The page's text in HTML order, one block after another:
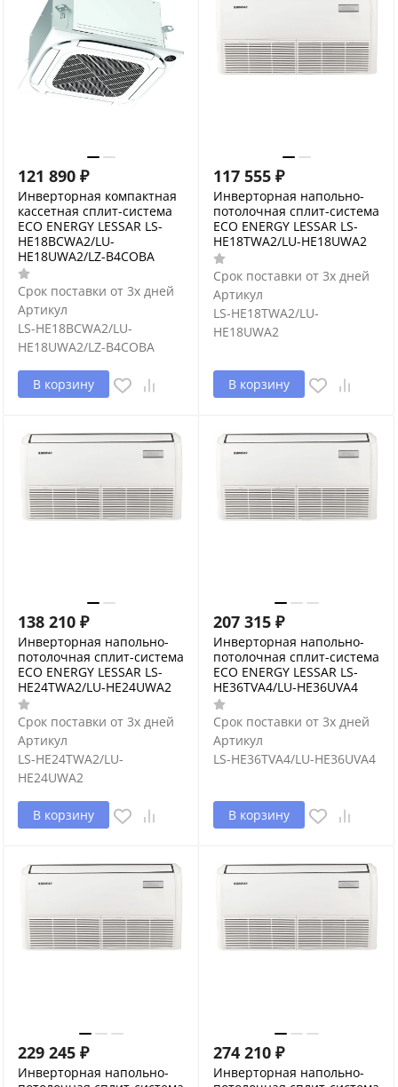
121 890 ₽
Инверторная компактная
кассетная сплит-система
ECO ENERGY LESSAR LS-
HE18BCWA2/LU-
HE18UWA2/LZ-B4COBA
Срок поставки от 3х дней
Артикул
LS-HE18BCWA2/LU-
HE18UWA2/LZ-B4COBA
В корзину
117 555 ₽
Инверторная напольно-
потолочная сплит-система
ECO ENERGY LESSAR LS-
HE18TWA2/LU-HE18UWA2
Срок поставки от 3х дней
Артикул
LS-HE18TWA2/LU-
HE18UWA2
В корзину
138 210 ₽
Инверторная напольно-
потолочная сплит-система
ECO ENERGY LESSAR LS-
HE24TWA2/LU-HE24UWA2
Срок поставки от 3х дней
Артикул
LS-HE24TWA2/LU-
HE24UWA2
В корзину
207 315 ₽
Инверторная напольно-
потолочная сплит-система
ECO ENERGY LESSAR LS-
HE36TVA4/LU-HE36UVA4
Срок поставки от 3х дней
Артикул
LS-HE36TVA4/LU-HE36UVA4
В корзину
229 245 ₽
Инверторная напольно-
274 210 ₽
Инверторная напольно-